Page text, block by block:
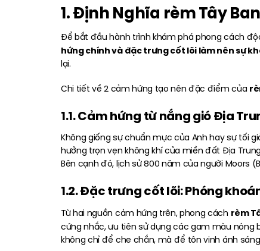
1. Định Nghĩa rèm Tây
Để bắt đầu hành trình khám phá phong cách
hứng chính và đặc trưng cốt lõi làm nên sự
lại.
Chi tiết về 2 cảm hứng tạo nên đặc điểm của
1.1. Cảm hứng từ nắng gió Địa
Không giống sự chuẩn mực của Anh hay sự tối
hưởng trọn vẹn không khí của miền đất Địa
Bên cạnh đó, lịch sử 800 năm của người Moors
1.2. Đặc trưng cốt lõi: Phóng
Từ hai nguồn cảm hứng trên, phong cách rèm
cứng nhắc, ưu tiên sử dụng các gam màu nóng
không chỉ để che chắn, mà để tôn vinh ánh